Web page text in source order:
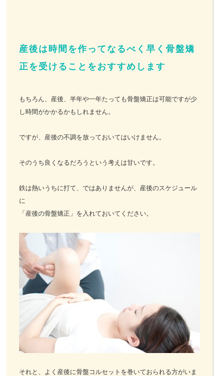
産後は時間を作ってなるべく早く骨盤矯
正を受けることをおすすめします
もちろん、産後、半年や一年たっても骨盤矯正は可能ですが少
し時間がかかるかもしれません。
ですが、産後の不調を放っておいてはいけません。
そのうち良くなるだろうという考えは甘いです。
鉄は熱いうちに打て、ではありませんが、産後のスケジュール
に
「産後の骨盤矯正」を入れておいてください。
それと、よく産後に骨盤コルセットを巻いておられる方がいま